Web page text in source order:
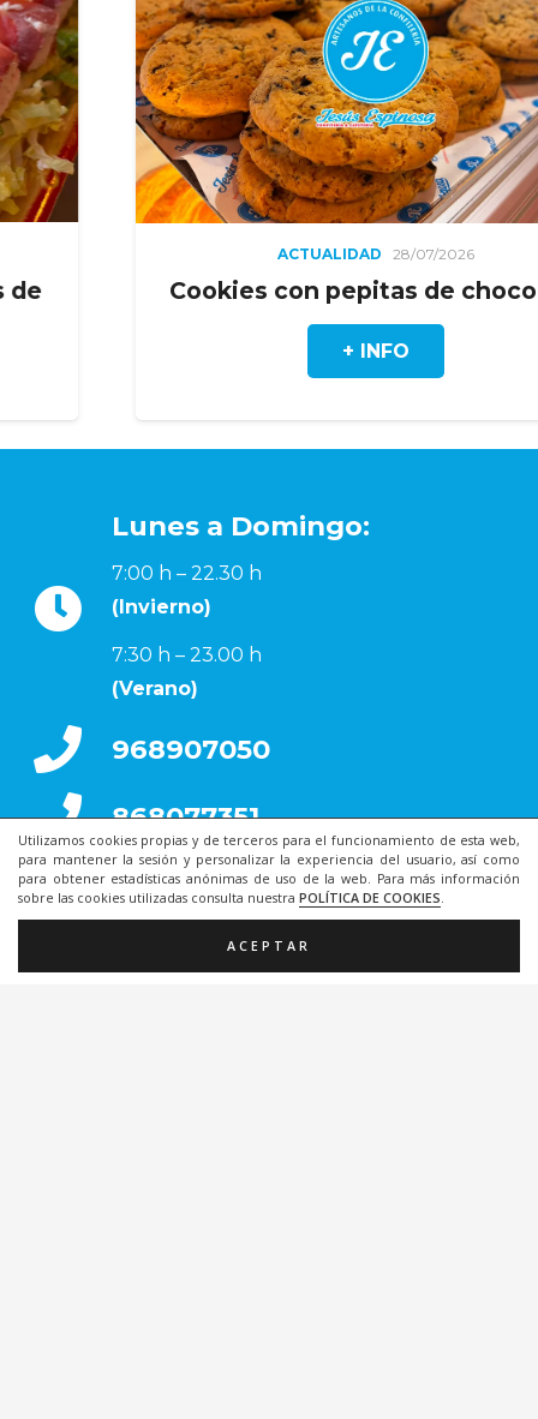
Utilizamos cookies propias y de terceros para el funcionamiento de esta web,
para mantener la sesión y personalizar la experiencia del usuario, así como
para obtener estadísticas anónimas de uso de la web. Para más información
sobre las cookies utilizadas consulta nuestra POLÍTICA DE COOKIES.
ACEPTAR
ACTUALIDAD 28/07/2026
Cookies con pepitas de chocolate
Lunes a Domingo:
7:00 h – 22.30 h
(Invierno)
7:30 h – 23.00 h
(Verano)
968907050
868077351